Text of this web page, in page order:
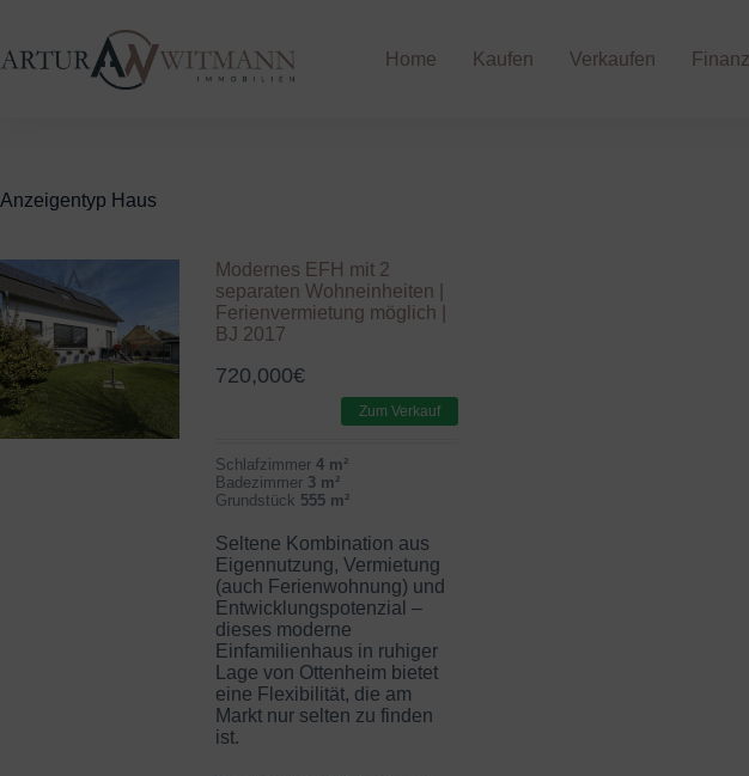
springen
Home Kaufen Verkaufen
Anzeigentyp Haus
Modernes EFH mit 2
separaten Wohneinheiten |
Ferienvermietung möglich |
BJ 2017
720,000€
Zum Verkauf
Schlafzimmer 4 m²
Badezimmer 3 m²
Grundstück 555 m²
Seltene Kombination aus
Eigennutzung, Vermietung
(auch Ferienwohnung) und
Entwicklungspotenzial –
dieses moderne
Einfamilienhaus in ruhiger
Lage von Ottenheim bietet
eine Flexibilität, die am
Markt nur selten zu finden
ist.